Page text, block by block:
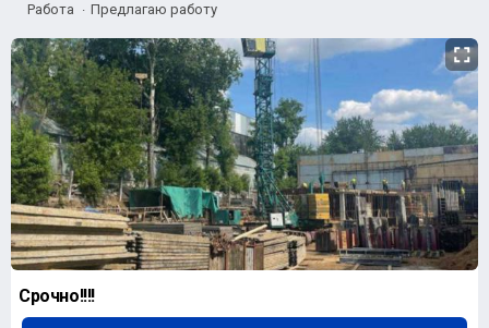
Работа Предлагаю работу
Срочно!!!!